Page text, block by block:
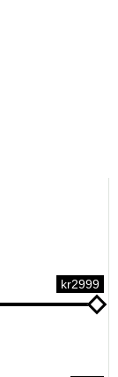
kr2999